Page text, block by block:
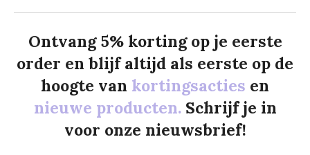
Ontvang 5% korting op je eerste
order en blijf altijd als eerste op de
hoogte van kortingsacties en
nieuwe producten. Schrijf je in
voor onze nieuwsbrief!